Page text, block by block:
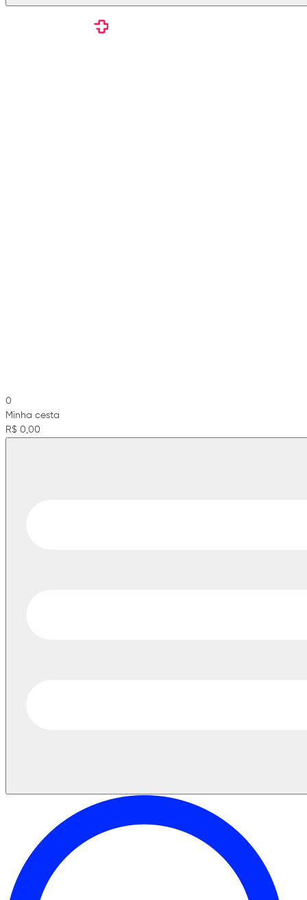
0
Minha cesta
R$ 0,00